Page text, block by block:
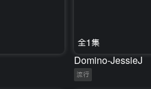
全1集
Domino-JessieJ
流行